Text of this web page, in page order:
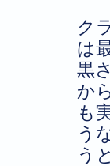
ク
は
黒
か
も
う
う